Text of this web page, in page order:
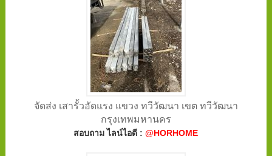
จัดส่ง เสารั้วอัดแรง แขวง ทวีวัฒนา เขต ทวีวัฒนา
กรุงเทพมหานคร
สอบถาม ไลน์ไอดี :@HORHOME